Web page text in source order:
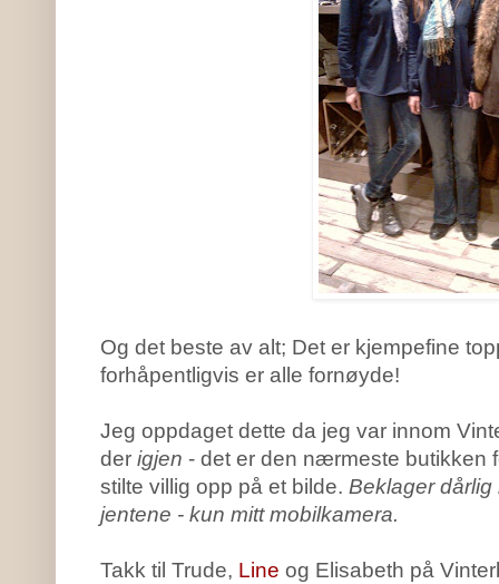
Og det beste av alt; Det er kjempefine
forhåpentligvis er alle fornøyde!
Jeg oppdaget dette da jeg var innom
der igjen - det er den nærmeste butikken
stilte villig opp på et bilde. Beklager
jentene - kun mitt mobilkamera.
Takk til Trude, Line og Elisabeth på